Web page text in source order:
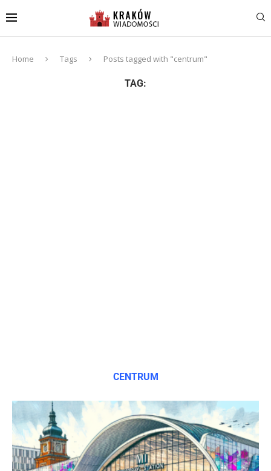
Home Tags Posts tagged with "centrum"
TAG:
CENTRUM